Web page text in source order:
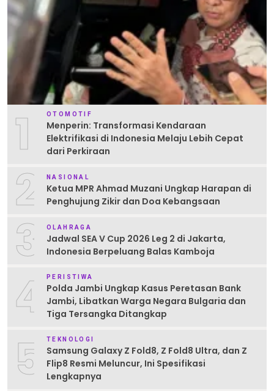
1 OTOMOTIF
Menperin: Transformasi Kendaraan
Elektrifikasi di Indonesia Melaju Lebih Cepat
dari Perkiraan
2 NASIONAL
Ketua MPR Ahmad Muzani Ungkap Harapan di
Penghujung Zikir dan Doa Kebangsaan
3 OLAHRAGA
Jadwal SEA V Cup 2026 Leg 2 di Jakarta,
Indonesia Berpeluang Balas Kamboja
4 PERISTIWA
Polda Jambi Ungkap Kasus Peretasan Bank
Jambi, Libatkan Warga Negara Bulgaria dan
Tiga Tersangka Ditangkap
5 TEKNOLOGI
Samsung Galaxy Z Fold8, Z Fold8 Ultra, dan Z
Flip8 Resmi Meluncur, Ini Spesifikasi
Lengkapnya